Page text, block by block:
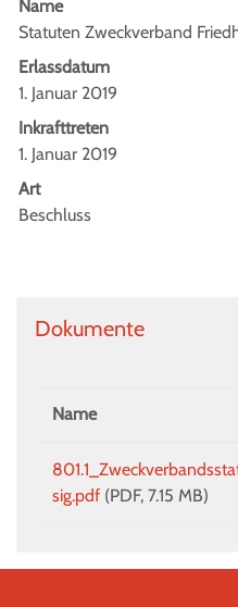
Name
Statuten Zweckverband
Erlassdatum
1. Januar 2019
Inkrafttreten
1. Januar 2019
Art
Beschluss
Dokumente
Name
sig.pdf (PDF, 7.15 MB)